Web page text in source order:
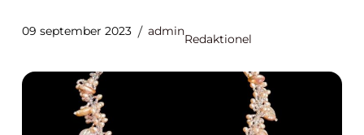
09 september 2023 admin
Redaktionel